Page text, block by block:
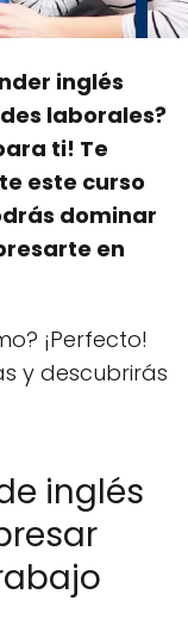
inglés
laborales?
ti! Te
este curso
dominar
en
¡Perfecto!
y descubrirás
inglés